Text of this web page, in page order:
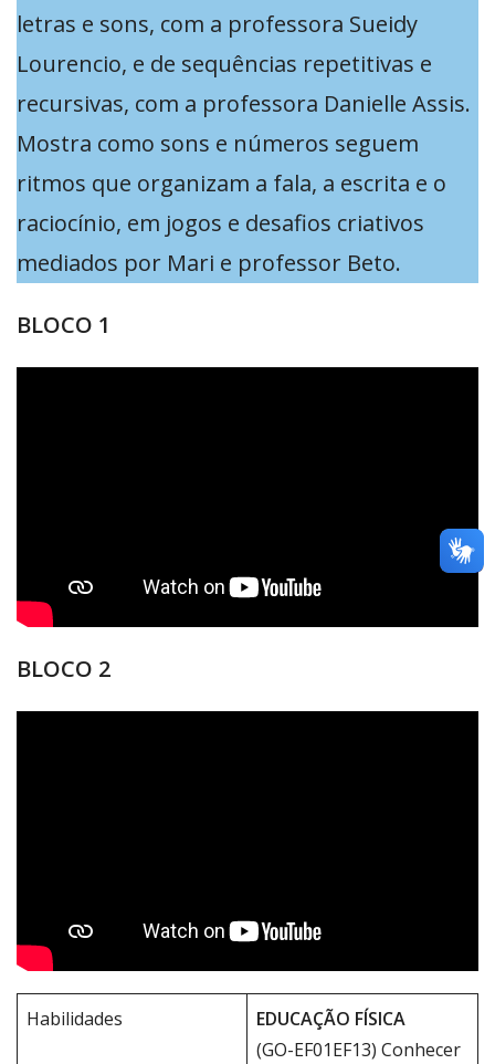
letras e sons, com a professora Sueidy
Lourencio, e de sequências repetitivas e
recursivas, com a professora Danielle Assis.
Mostra como sons e números seguem
ritmos que organizam a fala, a escrita e o
raciocínio, em jogos e desafios criativos
mediados por Mari e professor Beto.
BLOCO 1
BLOCO 2
Habilidades
EDUCAÇÃO FÍSICA
(GO-EF01EF13) Conhecer